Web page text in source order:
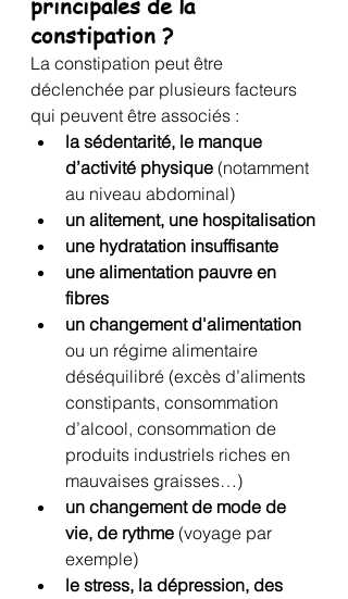
principales de la
constipation ?
La constipation peut être
déclenchée par plusieurs facteurs
qui peuvent être associés :
la sédentarité, le manque
d’activité physique (notamment
au niveau abdominal)
un alitement, une hospitalisation
une hydratation insuffisante
une alimentation pauvre en
fibres
un changement d'alimentation
ou un régime alimentaire
déséquilibré (excès d’aliments
constipants, consommation
d’alcool, consommation de
produits industriels riches en
mauvaises graisses…)
un changement de mode de
vie, de rythme (voyage par
exemple)
le stress, la dépression, des